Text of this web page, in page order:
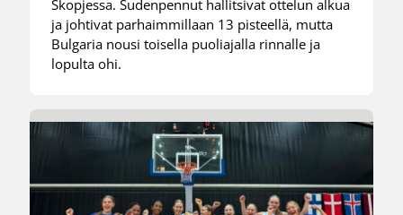
Skopjessa. Sudenpennut hallitsivat ottelun alkua
ja johtivat parhaimmillaan 13 pisteellä, mutta
Bulgaria nousi toisella puoliajalla rinnalle ja
lopulta ohi.